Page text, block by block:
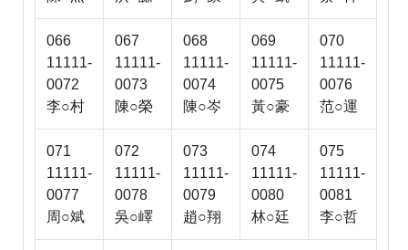
066
11111-
0072
李○村
067
11111-
0073
陳○榮
068
11111-
0074
陳○岑
069
11111-
0075
黃○豪
070
11111-
0076
范○運
071
11111-
0077
周○斌
072
11111-
0078
吳○嶧
073
11111-
0079
趙○翔
074
11111-
0080
林○廷
075
11111-
0081
李○哲